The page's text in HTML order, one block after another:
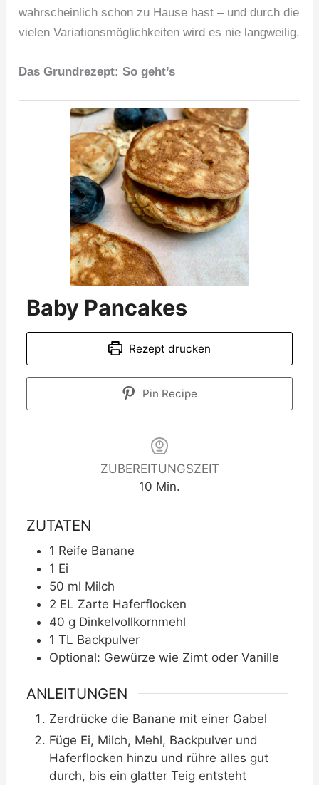
wahrscheinlich schon zu Hause hast – und durch die
vielen Variationsmöglichkeiten wird es nie langweilig.
Das Grundrezept: So geht’s
Baby Pancakes
Rezept drucken
Pin Recipe
ZUBEREITUNGSZEIT
10 Minuten
Min.
ZUTATEN
1 Reife Banane
1 Ei
50 ml Milch
2 EL Zarte Haferflocken
40 g Dinkelvollkornmehl
1 TL Backpulver
Optional: Gewürze wie Zimt oder Vanille
ANLEITUNGEN
Zerdrücke die Banane mit einer Gabel
Füge Ei, Milch, Mehl, Backpulver und
Haferflocken hinzu und rühre alles gut
durch, bis ein glatter Teig entsteht